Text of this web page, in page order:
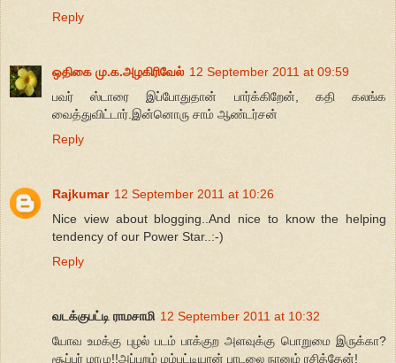
Reply
ஒதிகை மு.க.அழகிரிவேல் 12 September 2011 at 09:59
பவர் ஸ்டாரை இப்போதுதான் பார்க்கிறேன், கதி கலங்க
வைத்துவிட்டார்.இன்னொரு சாம் ஆண்டர்சன்
Reply
Rajkumar 12 September 2011 at 10:26
Nice view about blogging..And nice to know the helping
tendency of our Power Star..:-)
Reply
வடக்குபட்டி ராமசாமி 12 September 2011 at 10:32
யோவ உமக்கு புழல் படம் பாக்குற அளவுக்கு பொறுமை இருக்கா?
சூப்பர் மாமு!!அப்புறம் மம்பட்டியான் பாடலை நானும் ரசித்தேன்!